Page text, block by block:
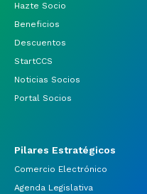
Hazte Socio
Beneficios
Descuentos
StartCCS
Noticias Socios
Portal Socios
Pilares Estratégicos
Comercio Electrónico
Agenda Legislativa